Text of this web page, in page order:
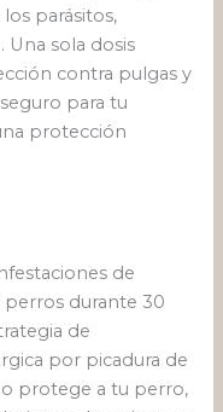
parásitos,
Una sola dosis
contra pulgas y
para tu
protección
de
perros durante 30
de
por picadura de
protege a tu perro,